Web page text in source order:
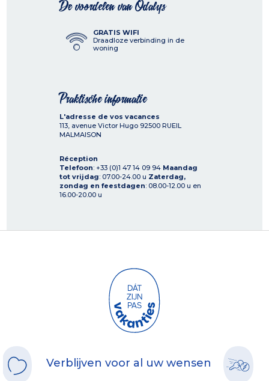
De voordelen van Odalys
GRATIS WIFI
Draadloze verbinding in de
woning
Praktische informatie
L'adresse de vos vacances
113, avenue Victor Hugo 92500 RUEIL
MALMAISON
Réception
Telefoon: +33 (0)1 47 14 09 94 Maandag
tot vrijdag: 07.00-24.00 u Zaterdag,
zondag en feestdagen: 08.00-12.00 u en
16.00-20.00 u
Verblijven voor al uw wensen